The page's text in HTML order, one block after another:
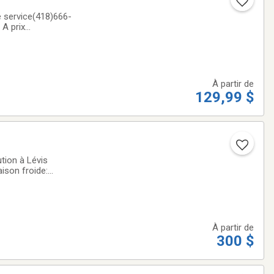
service(418)666-
A prix
À partir de
129,99 $
à Lévis
froide:
À partir de
300 $